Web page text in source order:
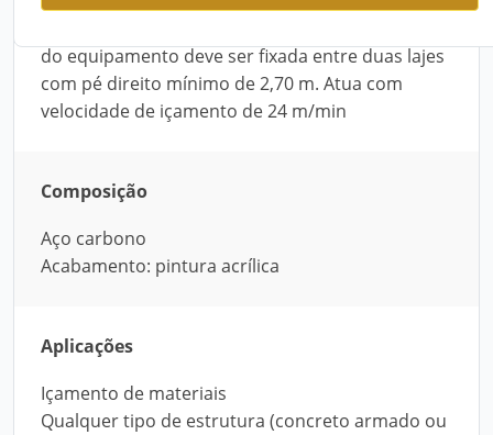
do equipamento deve ser fixada entre duas lajes
com pé direito mínimo de 2,70 m. Atua com
velocidade de içamento de 24 m/min
Composição
Aço carbono
Acabamento: pintura acrílica
Aplicações
Içamento de materiais
Qualquer tipo de estrutura (concreto armado ou